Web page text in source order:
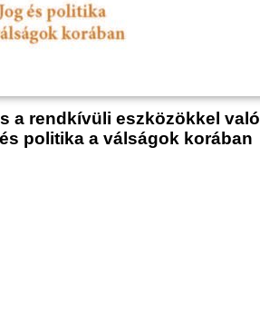
a rendkívüli eszközökkel való
politika a válságok korában